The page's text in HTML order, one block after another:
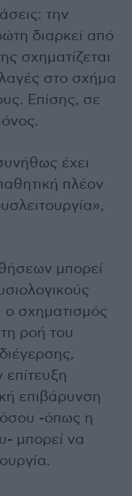
την
διαρκεί από
σχηματίζεται
στο σχήμα
Επίσης, σε
έχει
πλέον
μπορεί
ο σχηματισμός
ροή του
επιβάρυνση
-όπως η
μπορεί να